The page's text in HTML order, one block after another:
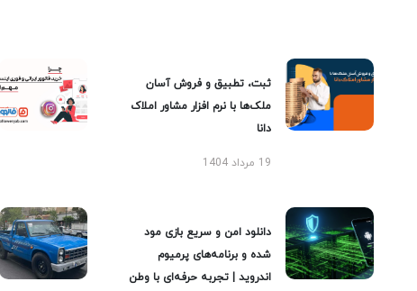
ثبت، تطبیق و فروش آسان
ملک‌ها با نرم افزار مشاور املاک
دانا
19 مرداد 1404
دانلود امن و سریع بازی مود
شده و برنامه‌های پرمیوم
اندروید | تجربه حرفه‌ای با وطن